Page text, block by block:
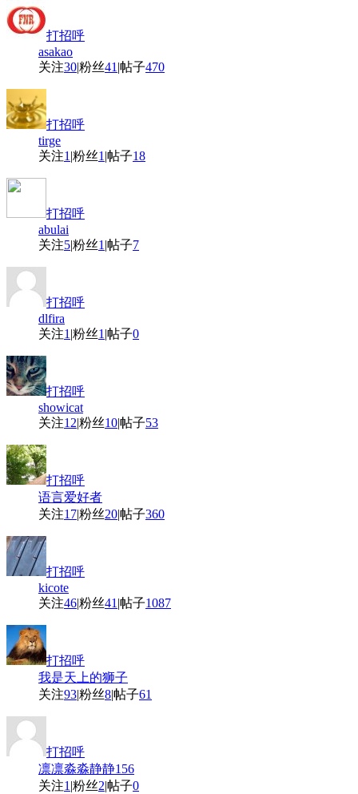
打招呼
asakao
关注30|粉丝41 |帖子470
打招呼
tirge
关注1 |粉丝1 |帖子18
打招呼
abulai
关注5|粉丝1 |帖子7
打招呼
dlfira
关注1 |粉丝1 |帖子0
打招呼
showicat
关注12|粉丝10|帖子53
打招呼
语言爱好者
关注17|粉丝20|帖子360
打招呼
kicote
关注46|粉丝41 |帖子1087
打招呼
我是天上的狮子
关注93|粉丝8|帖子61
打招呼
凛凛淼淼静静156
关注1 |粉丝2|帖子0